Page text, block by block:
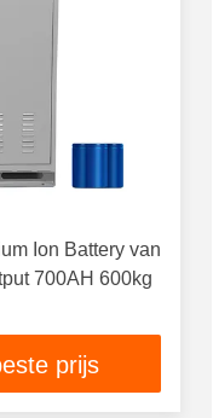
Ion Battery van
700AH 600kg
prijs